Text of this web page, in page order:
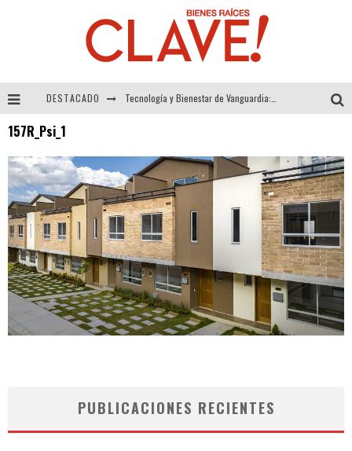
DESTACADO
Alexandra Bedoya – La Constancia detrás de La Paletería
El Despertar de la Calidez: Acabados Dorados de FV para Elevar tu Espacio
157R_Psi_1
PUBLICACIONES RECIENTES